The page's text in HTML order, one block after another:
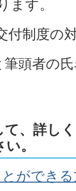
ます。
付制度の
頭者の
、詳し
。
ができ